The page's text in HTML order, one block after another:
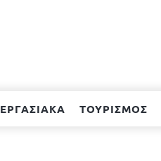
ΕΡΓΑΣΙΑΚΑ ΤΟΥΡΙΣΜΟΣ